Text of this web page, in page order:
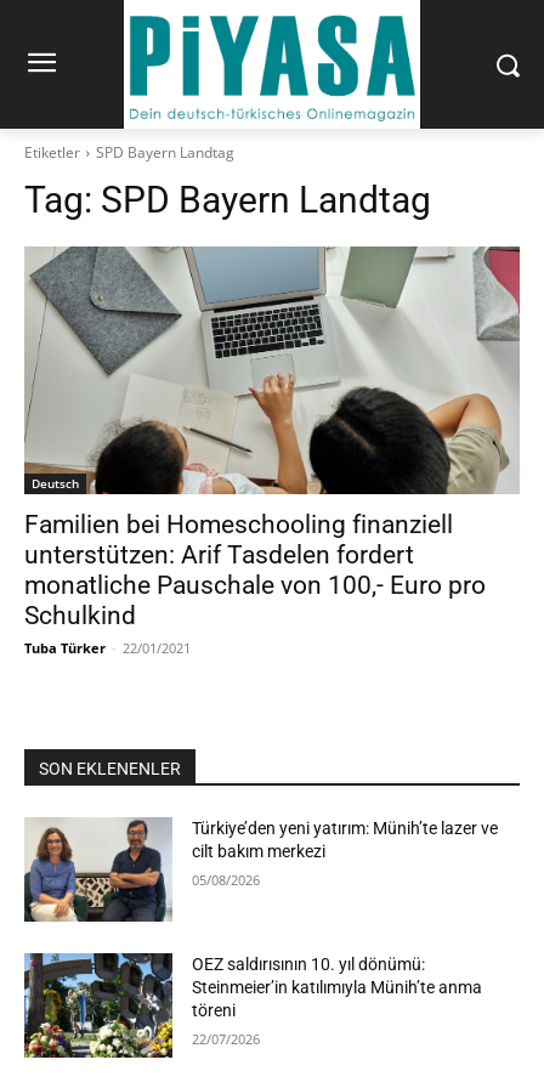
Etiketler SPD Bayern Landtag
Tag: SPD Bayern Landtag
Deutsch
Familien bei Homeschooling finanziell
unterstützen: Arif Tasdelen fordert
monatliche Pauschale von 100,- Euro pro
Schulkind
Tuba Türker - 22/01/2021
SON EKLENENLER
Türkiye’den yeni yatırım: Münih’te lazer ve
cilt bakım merkezi
05/08/2026
OEZ saldırısının 10. yıl dönümü:
Steinmeier’in katılımıyla Münih’te anma
töreni
22/07/2026